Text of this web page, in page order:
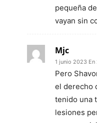
pequeña
vayan sin
Mjc
1 junio 2023 En
Pero
el derecho
tenido una
lesiones